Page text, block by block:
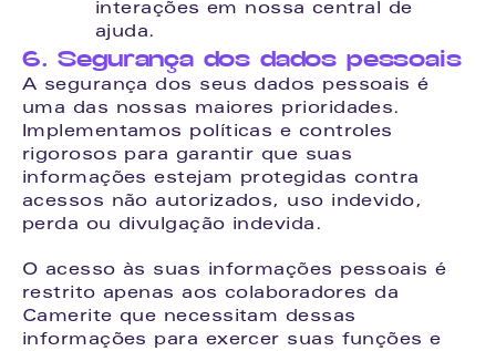
interações em nossa central de
ajuda.
6. Segurança dos dados pessoais
A segurança dos seus dados pessoais é
uma das nossas maiores prioridades.
Implementamos políticas e controles
rigorosos para garantir que suas
informações estejam protegidas contra
acessos não autorizados, uso indevido,
perda ou divulgação indevida.
O acesso às suas informações pessoais é
restrito apenas aos colaboradores da
Camerite que necessitam dessas
informações para exercer suas funções e